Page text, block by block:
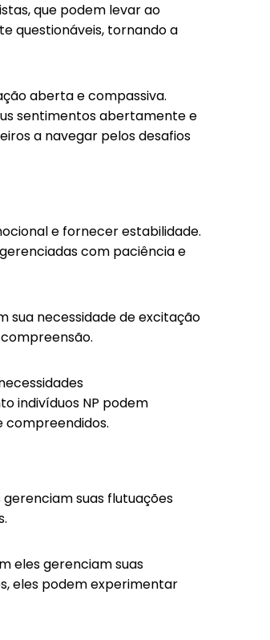
que podem levar ao
questionáveis, tornando a
aberta e compassiva.
sentimentos abertamente e
a navegar pelos desafios
e fornecer estabilidade.
com paciência e
sua necessidade de excitação
indivíduos NP podem
compreendidos.
suas flutuações
eles gerenciam suas
eles podem experimentar